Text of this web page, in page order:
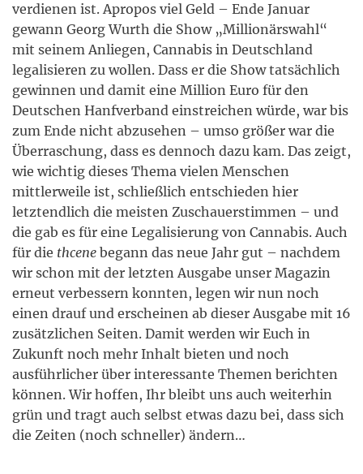
verdienen ist. Apropos viel Geld – Ende Januar
gewann Georg Wurth die Show „Millionärswahl“
mit seinem Anliegen, Cannabis in Deutschland
legalisieren zu wollen. Dass er die Show tatsächlich
gewinnen und damit eine Million Euro für den
Deutschen Hanfverband einstreichen würde, war bis
zum Ende nicht abzusehen – umso größer war die
Überraschung, dass es dennoch dazu kam. Das zeigt,
wie wichtig dieses Thema vielen Menschen
mittlerweile ist, schließlich entschieden hier
letztendlich die meisten Zuschauerstimmen – und
die gab es für eine Legalisierung von Cannabis. Auch
für die thcene begann das neue Jahr gut – nachdem
wir schon mit der letzten Ausgabe unser Magazin
erneut verbessern konnten, legen wir nun noch
einen drauf und erscheinen ab dieser Ausgabe mit 16
zusätzlichen Seiten. Damit werden wir Euch in
Zukunft noch mehr Inhalt bieten und noch
ausführlicher über interessante Themen berichten
können. Wir hoffen, Ihr bleibt uns auch weiterhin
grün und tragt auch selbst etwas dazu bei, dass sich
die Zeiten (noch schneller) ändern…